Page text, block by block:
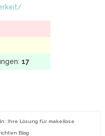
17
Ihre Lösung für makellose
Blog